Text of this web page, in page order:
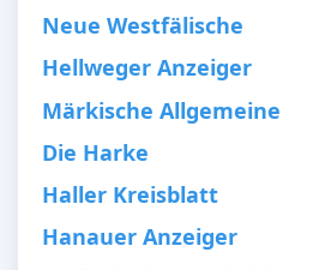
Neue Westfälische
Hellweger Anzeiger
Märkische Allgemeine
Die Harke
Haller Kreisblatt
Hanauer Anzeiger